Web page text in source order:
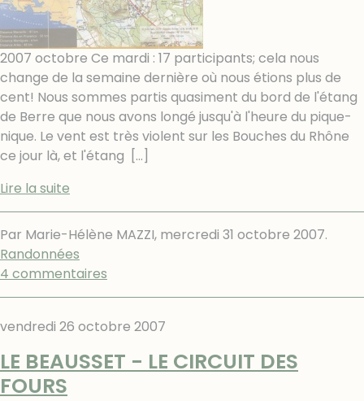
2007 octobre Ce mardi : 17 participants; cela nous
change de la semaine dernière où nous étions plus de
cent! Nous sommes partis quasiment du bord de l'étang
de Berre que nous avons longé jusqu'à l'heure du pique-
nique. Le vent est très violent sur les Bouches du Rhône
ce jour là, et l'étang
[…]
Lire la suite
Par Marie-Hélène MAZZI, mercredi 31 octobre 2007.
Randonnées
4 commentaires
vendredi 26 octobre 2007
LE BEAUSSET - LE CIRCUIT DES
FOURS